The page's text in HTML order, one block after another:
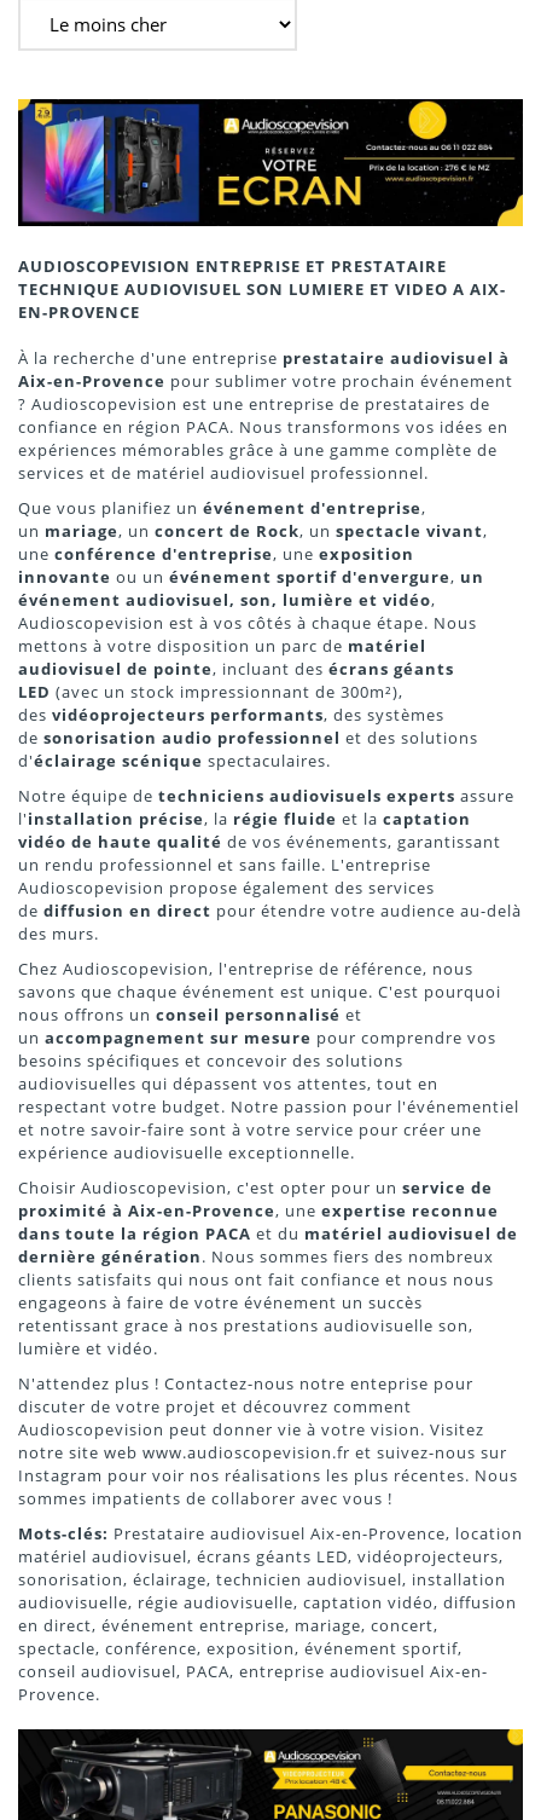
AUDIOSCOPEVISION ENTREPRISE ET PRESTATAIRE
TECHNIQUE AUDIOVISUEL SON LUMIERE ET VIDEO A AIX-
EN-PROVENCE
À la recherche d'une entreprise prestataire audiovisuel à
Aix-en-Provence pour sublimer votre prochain événement
? Audioscopevision est une entreprise de prestataires de
confiance en région PACA. Nous transformons vos idées en
expériences mémorables grâce à une gamme complète de
services et de matériel audiovisuel professionnel.
Que vous planifiez un événement d'entreprise,
un mariage, un concert de Rock, un spectacle vivant,
une conférence d'entreprise, une exposition
innovante ou un événement sportif d'envergure, un
événement audiovisuel, son, lumière et vidéo,
Audioscopevision est à vos côtés à chaque étape. Nous
mettons à votre disposition un parc de matériel
audiovisuel de pointe, incluant des écrans géants
LED (avec un stock impressionnant de 300m²),
des vidéoprojecteurs performants, des systèmes
de sonorisation audio professionnel et des solutions
d'éclairage scénique spectaculaires.
Notre équipe de techniciens audiovisuels experts assure
l'installation précise, la régie fluide et la captation
vidéo de haute qualité de vos événements, garantissant
un rendu professionnel et sans faille. L'entreprise
Audioscopevision propose également des services
de diffusion en direct pour étendre votre audience au-delà
des murs.
Chez Audioscopevision, l'entreprise de référence, nous
savons que chaque événement est unique. C'est pourquoi
nous offrons un conseil personnalisé et
un accompagnement sur mesure pour comprendre vos
besoins spécifiques et concevoir des solutions
audiovisuelles qui dépassent vos attentes, tout en
respectant votre budget. Notre passion pour l'événementiel
et notre savoir-faire sont à votre service pour créer une
expérience audiovisuelle exceptionnelle.
Choisir Audioscopevision, c'est opter pour un service de
proximité à Aix-en-Provence, une expertise reconnue
dans toute la région PACA et du matériel audiovisuel de
dernière génération. Nous sommes fiers des nombreux
clients satisfaits qui nous ont fait confiance et nous nous
engageons à faire de votre événement un succès
retentissant grace à nos prestations audiovisuelle son,
lumière et vidéo.
N'attendez plus ! Contactez-nous notre enteprise pour
discuter de votre projet et découvrez comment
Audioscopevision peut donner vie à votre vision. Visitez
notre site web www.audioscopevision.fr et suivez-nous sur
Instagram pour voir nos réalisations les plus récentes. Nous
sommes impatients de collaborer avec vous !
Mots-clés: Prestataire audiovisuel Aix-en-Provence, location
matériel audiovisuel, écrans géants LED, vidéoprojecteurs,
sonorisation, éclairage, technicien audiovisuel, installation
audiovisuelle, régie audiovisuelle, captation vidéo, diffusion
en direct, événement entreprise, mariage, concert,
spectacle, conférence, exposition, événement sportif,
conseil audiovisuel, PACA, entreprise audiovisuel Aix-en-
Provence.